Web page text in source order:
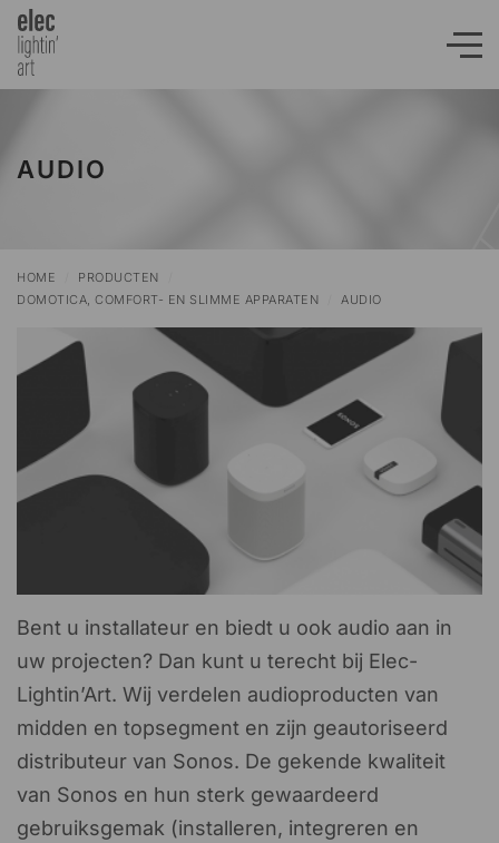
AUDIO
HOME PRODUCTEN
DOMOTICA, COMFORT- EN SLIMME APPARATEN
AUDIO
Bent u installateur en biedt u ook audio aan in
uw projecten? Dan kunt u terecht bij Elec-
Lightin’Art. Wij verdelen audioproducten van
midden en topsegment en zijn geautoriseerd
distributeur van Sonos. De gekende kwaliteit
van Sonos en hun sterk gewaardeerd
gebruiksgemak (installeren, integreren en